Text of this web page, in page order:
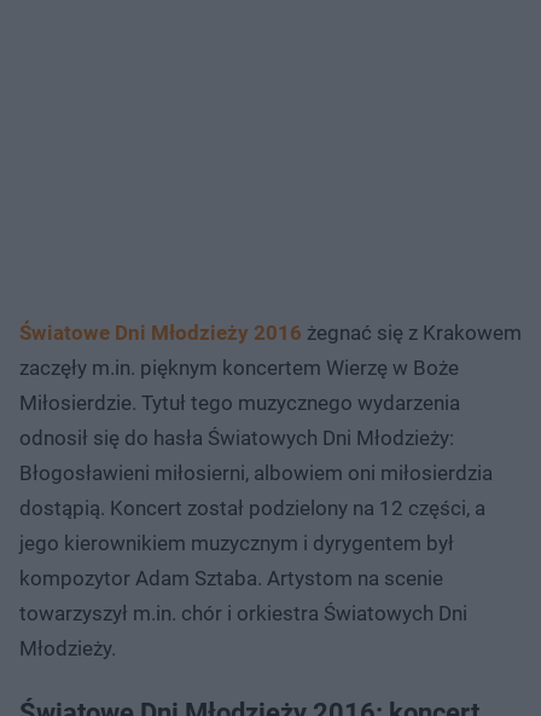
Światowe Dni Młodzieży 2016 żegnać się z Krakowem
zaczęły m.in. pięknym koncertem Wierzę w Boże
Miłosierdzie. Tytuł tego muzycznego wydarzenia
odnosił się do hasła Światowych Dni Młodzieży:
Błogosławieni miłosierni, albowiem oni miłosierdzia
dostąpią. Koncert został podzielony na 12 części, a
jego kierownikiem muzycznym i dyrygentem był
kompozytor Adam Sztaba. Artystom na scenie
towarzyszył m.in. chór i orkiestra Światowych Dni
Młodzieży.